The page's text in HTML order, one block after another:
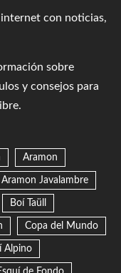
con noticias,
sobre
y consejos para
Aramon
Aramon Javalambre
Boí Taüll
Copa del Mundo
Alpino